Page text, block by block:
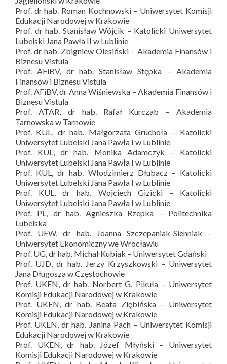
Prof. dr hab. Roman Kochnowski – Uniwersytet Komisji
Edukacji Narodowej w Krakowie
Prof. dr hab. Stanisław Wójcik – Katolicki Uniwersytet
Lubelski Jana Pawła II w Lublinie
Prof. dr hab. Zbigniew Olesiński – Akademia Finansów i
Biznesu Vistula
Prof. AFiBV, dr hab. Stanisław Stępka – Akademia
Finansów i Biznesu Vistula
Prof. AFiBV, dr Anna Wiśniewska – Akademia Finansów i
Biznesu Vistula
Prof. ATAR, dr hab. Rafał Kurczab – Akademia
Tarnowska w Tarnowie
Prof. KUL, dr hab. Małgorzata Gruchoła – Katolicki
Uniwersytet Lubelski Jana Pawła I w Lublinie
Prof. KUL, dr hab. Monika Adamczyk – Katolicki
Uniwersytet Lubelski Jana Pawła I w Lublinie
Prof. KUL, dr hab. Włodzimierz Dłubacz – Katolicki
Uniwersytet Lubelski Jana Pawła I w Lublinie
Prof. KUL, dr hab. Wojciech Gizicki – Katolicki
Uniwersytet Lubelski Jana Pawła I w Lublinie
Prof. PL, dr hab. Agnieszka Rzepka – Politechnika
Lubelska
Prof. UEW, dr hab. Joanna Szczepaniak-Sienniak –
Uniwersytet Ekonomiczny we Wrocławiu
Prof. UG, dr hab. Michał Kubiak – Uniwersytet Gdański
Prof. UJD, dr hab. Jerzy Krzyszkowski – Uniwersytet
Jana Długosza w Częstochowie
Prof. UKEN, dr hab. Norbert G. Pikuła – Uniwersytet
Komisji Edukacji Narodowej w Krakowie
Prof. UKEN, dr hab. Beata Ziębińska – Uniwersytet
Komisji Edukacji Narodowej w Krakowie
Prof. UKEN, dr hab. Janina Pach – Uniwersytet Komisji
Edukacji Narodowej w Krakowie
Prof. UKEN, dr hab. Józef Młyński – Uniwersytet
Komisji Edukacji Narodowej w Krakowie